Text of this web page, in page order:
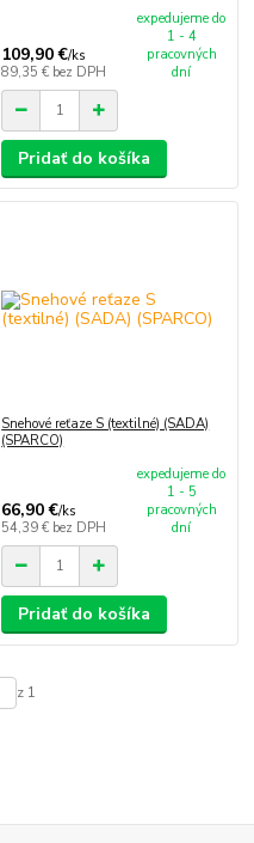
109,90 €/ks
89,35 € bez DPH
expedujeme do
1 - 4
pracovných
dní
Pridať do košíka
Snehové reťaze S (textilné) (SADA)
(SPARCO)
66,90 €/ks
54,39 € bez DPH
expedujeme do
1 - 5
pracovných
dní
Pridať do košíka
z 1